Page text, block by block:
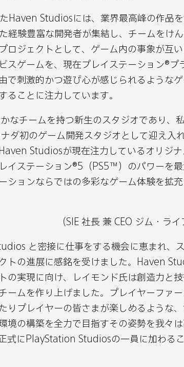
ン
ト、
ム
開
ン
タ
テ
イ
ン
メ
ン
ト、
ー
ム
開
発
ス
タ
ジ
Haven Studiosには、業界最高峰の作品
経験豊富な開発者が集結し、チームをけ
ロジェクトとして、ゲーム内の事象が互
スゲームを、現在プレイステーション®プ
で刺激的かつ遊び心が感じられるような
ことに注力しています。
なチームを持つ新生のスタジオであり、
ダ初のゲーム開発スタジオとして迎え入
Studiosが現在注力しているオリジナ
イステーション®5（PS5™）のパワーを
ションならではの多彩なゲーム体験を拡
（SIE 社長 兼 CEO ジム・ライ
と密接に仕事をする機会に恵まれ、
トの進展に感銘を受けました。Haven
の実現に向け、レイモンド氏は創造力と
ームを作り上げました。プレイヤーファ
りプレイヤーの皆さまが楽しめるような
境の構築を全力で目指すその姿勢を我々は
式にPlayStation Studiosの一員に加わる